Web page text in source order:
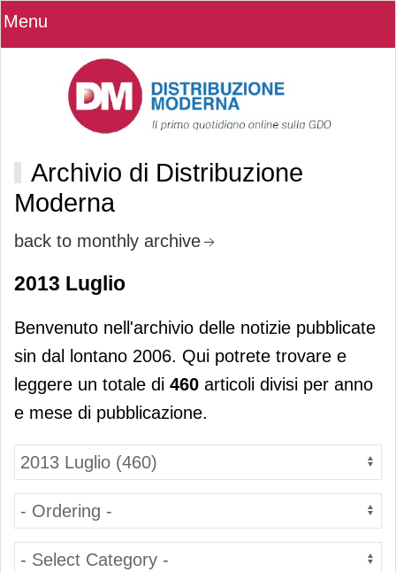
Menu
Archivio di Distribuzione
Moderna
back to monthly archive
2013 Luglio
Benvenuto nell'archivio delle notizie pubblicate
sin dal lontano 2006. Qui potrete trovare e
leggere un totale di 460 articoli divisi per anno
e mese di pubblicazione.